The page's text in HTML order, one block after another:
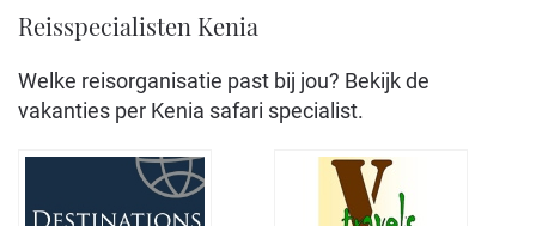
Reisspecialisten Kenia
Welke reisorganisatie past bij jou? Bekijk de
vakanties per Kenia safari specialist.